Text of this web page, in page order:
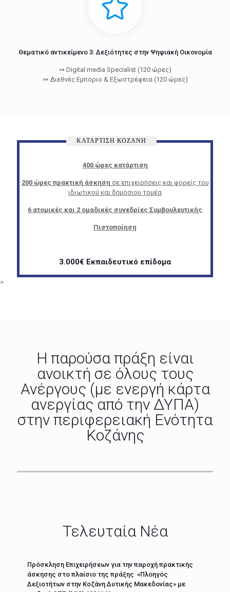
Θεματικό αντικείμενο 3: Δεξιότητες στην Ψηφιακή Οικονομία
↣ Digital media Specialist (120 ώρες)
↣ Διεθνές Εμπόριο & Εξωστρέφεια (120 ώρες)
ΚΑΤΑΡΤΙΣΗ ΚΟΖΑΝΗ
400 ώρες κατάρτιση
200 ώρες πρακτική άσκηση σε επιχειρήσεις και φορείς του
ιδιωτικού και δημόσιου τομέα
6 ατομικές και 2 ομαδικές συνεδρίες Συμβουλευτικής
Πιστοποίηση
3.000€ Εκπαιδευτικό επίδομα
>
Η παρούσα πράξη είναι
ανοικτή σε όλους τους
Ανέργους (με ενεργή κάρτα
ανεργίας από την ΔΥΠΑ)
στην περιφερειακή Ενότητα
Κοζάνης
Τελευταία Νέα
Πρόσκληση Επιχειρήσεων για την παροχή πρακτικής
άσκησης στο πλαίσιο της πράξης «Πλοηγός
Δεξιοτήτων στην Κοζάνη Δυτικής Μακεδονίας» με